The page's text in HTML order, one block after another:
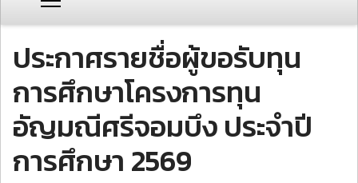
ประกาศรายชื่อผู้ขอรับทุน
การศึกษาโครงการทุน
อัญมณีศรีจอมบึง ประจำปี
การศึกษา 2569